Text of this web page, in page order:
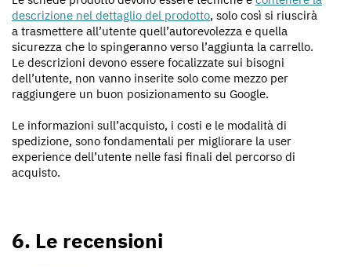
descrizione nel dettaglio del prodotto, solo così si riuscirà
a trasmettere all’utente quell’autorevolezza e quella
sicurezza che lo spingeranno verso l’aggiunta la carrello.
Le descrizioni devono essere focalizzate sui bisogni
dell’utente, non vanno inserite solo come mezzo per
raggiungere un buon posizionamento su Google.
Le informazioni sull’acquisto, i costi e le modalità di
spedizione, sono fondamentali per migliorare la user
experience dell’utente nelle fasi finali del percorso di
acquisto.
6. Le recensioni